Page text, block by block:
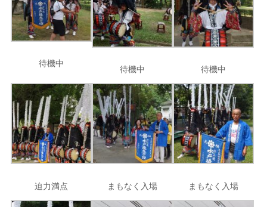
待機中
待機中 待機中
迫力満点 まもなく入場 まもなく入場